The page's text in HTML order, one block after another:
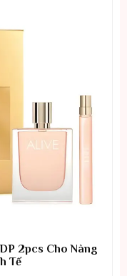
2pcs Cho Nàng
Tế